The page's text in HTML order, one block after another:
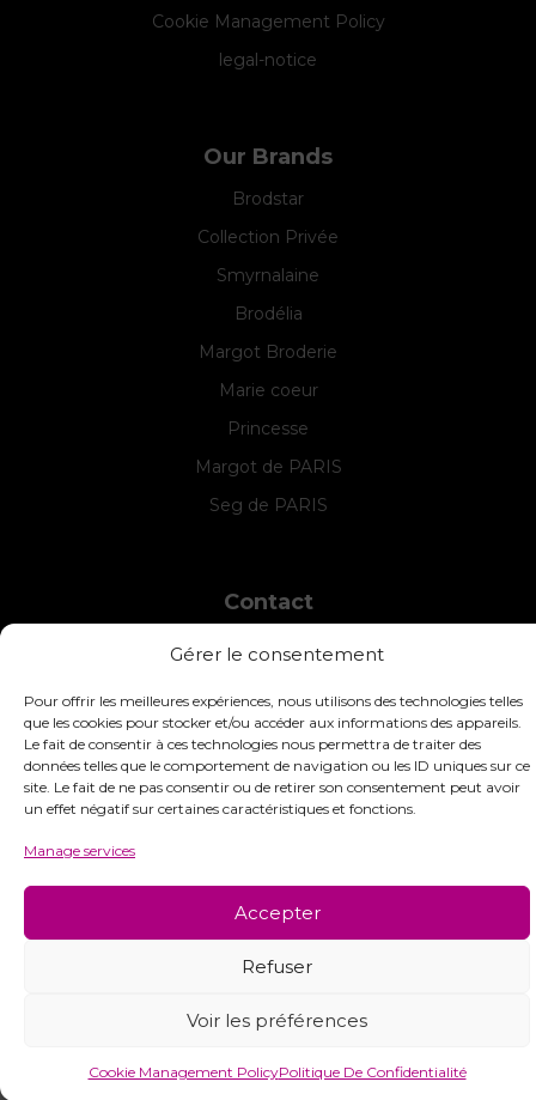
Gérer le consentement
Pour offrir les meilleures expériences, nous utilisons des technologies telles
que les cookies pour stocker et/ou accéder aux informations des appareils.
Le fait de consentir à ces technologies nous permettra de traiter des
données telles que le comportement de navigation ou les ID uniques sur ce
site. Le fait de ne pas consentir ou de retirer son consentement peut avoir
un effet négatif sur certaines caractéristiques et fonctions.
Manage services
Accepter
Refuser
Voir les préférences
Cookie Management PolicyPolitique De Confidentialité
Cookie Management Policy
legal-notice
Our Brands
Brodstar
Collection Privée
Smyrnalaine
Brodélia
Margot Broderie
Marie coeur
Princesse
Margot de PARIS
Seg de PARIS
Contact
INTERSTISS
7 Boulevard des Frères Lumière
42360 Panissières
France
+33 (0)4 74 01 99 80
commandes@interstiss.com
© 2026 Interstiss Loisirs Créatifs. Tous droits réservés.